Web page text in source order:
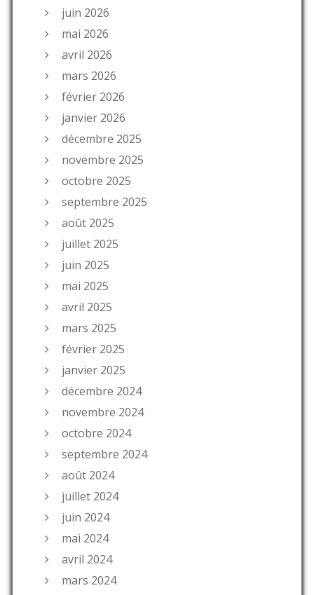
juin 2026
mai 2026
avril 2026
mars 2026
février 2026
janvier 2026
décembre 2025
novembre 2025
octobre 2025
septembre 2025
août 2025
juillet 2025
juin 2025
mai 2025
avril 2025
mars 2025
février 2025
janvier 2025
décembre 2024
novembre 2024
octobre 2024
septembre 2024
août 2024
juillet 2024
juin 2024
mai 2024
avril 2024
mars 2024